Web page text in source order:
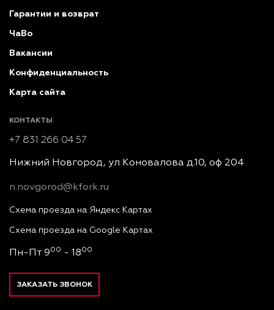
Гарантии и возврат
ЧаВо
Вакансии
Конфиденциальность
Карта сайта
КОНТАКТЫ
+7 831 266 04 57
Нижний Новгород, ул Коновалова д.10, оф 204
n.novgorod@kfork.ru
Схема проезда на Яндекс Картах
Схема проезда на Google Картах
Пн-Пт 900 - 1800
ЗАКАЗАТЬ ЗВОНОК